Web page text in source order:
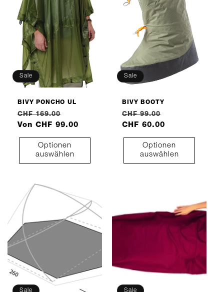
Sale
BIVY PONCHO UL
Normaler
Preis
CHF 169.00
Verkaufspreis
Von CHF 99.00
Optionen
auswählen
Sale
BIVY BOOTY
Normaler
Preis
CHF 99.00
CHF 60.00
Optionen
auswählen
Sale Sale